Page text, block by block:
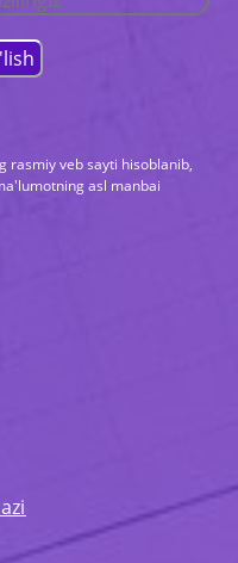
rasmiy veb sayti hisoblanib,
asl manbai